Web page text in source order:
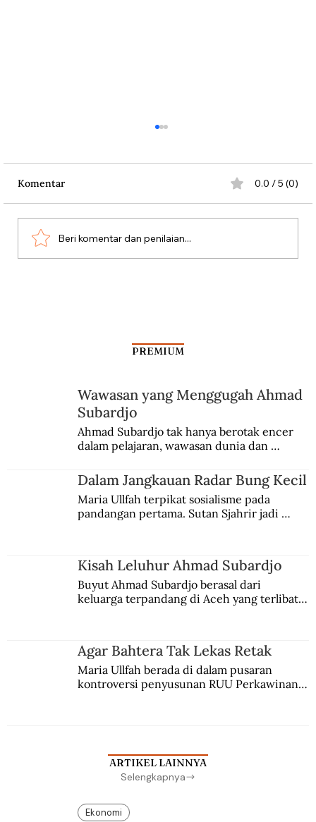
Komentar 0.0 / 5 (0)
Beri komentar dan penilaian...
PREMIUM
Wawasan yang Menggugah Ahmad
Subardjo
Ahmad Subardjo tak hanya berotak encer
dalam pelajaran, wawasan dunia dan
Jules Verne, Multatuli, hingga Sun Yat-sen.
Dalam Jangkauan Radar Bung Kecil
Maria Ullfah terpikat sosialisme pada
pandangan pertama. Sutan Sjahrir jadi
Kisah Leluhur Ahmad Subardjo
Buyut Ahmad Subardjo berasal dari
keluarga terpandang di Aceh yang terlibat
Agar Bahtera Tak Lekas Retak
Maria Ullfah berada di dalam pusaran
kontroversi penyusunan RUU Perkawinan.
ARTIKEL LAINNYA
Selengkapnya
Ekonomi